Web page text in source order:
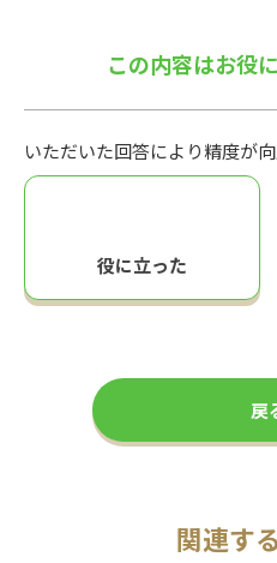
この内容はお役
いただいた回答により精度が向
役に立った
戻
関連す